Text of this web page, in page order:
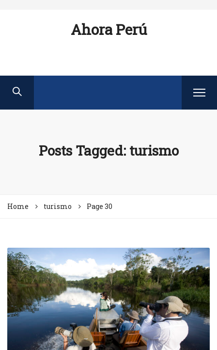
Ahora Perú
Posts Tagged: turismo
Home turismo Page 30